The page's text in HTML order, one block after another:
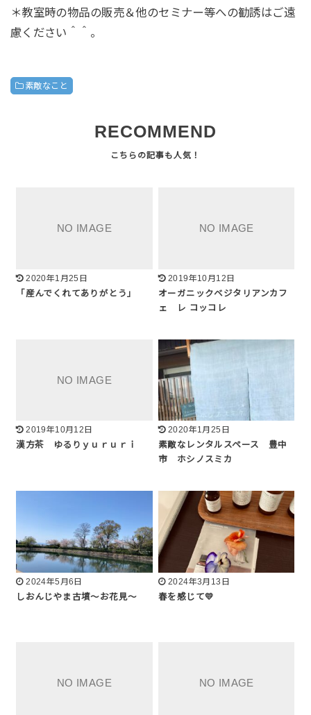
＊教室時の物品の販売＆他のセミナー等への勧誘はご遠
慮ください＾＾。
素敵なこと
RECOMMEND
2020年1月25日
「産んでくれてありがとう」
2019年10月12日
オーガニックベジタリアンカフ
ェ レ コッコレ
2019年10月12日
漢方茶 ゆるりｙｕｒｕｒｉ
2020年1月25日
素敵なレンタルスペース 豊中
市 ホシノスミカ
2024年5月6日
しおんじやま古墳～お花見～
2024年3月13日
春を感じて💛